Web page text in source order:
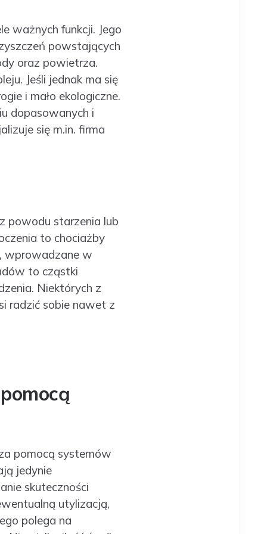
ważnych funkcji. Jego
powstających
oraz powietrza.
Jeśli jednak ma się
i mało ekologiczne.
dopasowanych i
się m.in. firma
powodu starzenia lub
to chociażby
wprowadzane w
to cząstki
Niektórych z
radzić sobie nawet z
pomocą systemów
jedynie
skuteczności
utylizacją,
polega na